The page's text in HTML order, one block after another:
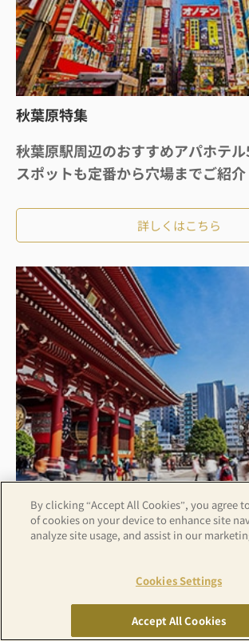
秋葉原特集
秋葉原駅周辺のおすすめアパホテ
スポットも定番から穴場までご紹介
詳しくはこちら
浅草エリア特集
ットも合わせてご紹介
By clicking “Accept All Cookies”, you agree
of cookies on your device to enhance site
analyze site usage, and assist in our
Cookies Settings
Accept All Cookies